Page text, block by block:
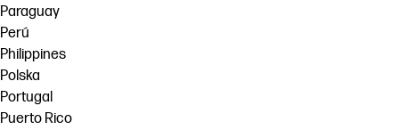
Paraguay
Perú
Philippines
Polska
Portugal
Puerto Rico